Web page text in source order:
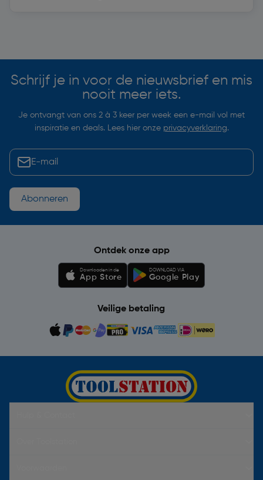
Schrijf je in voor de nieuwsbrief en mis
nooit meer iets.
Je ontvangt van ons 2 à 3 keer per week een e-mail vol met
inspiratie en deals. Lees hier onze privacyverklaring.
Abonneren
Ontdek onze app
Downloaden in de
App Store
DOWNLOAD VIA
Google Play
Veilige betaling